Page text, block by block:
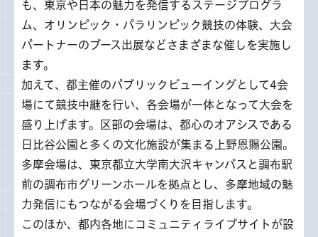
も、東京や日本の魅力を発信するステージプログラ
ム、オリンピック・パラリンピック競技の体験、大会
パートナーのブース出展などさまざまな催しを実施し
ます。
加えて、都主催のパブリックビューイングとして4会
場にて競技中継を行い、各会場が一体となって大会を
盛り上げます。区部の会場は、都心のオアシスである
日比谷公園と多くの文化施設が集まる上野恩賜公園。
多摩会場は、東京都立大学南大沢キャンパスと調布駅
前の調布市グリーンホールを拠点とし、多摩地域の魅
力発信にもつながる会場づくりを目指します。
このほか、都内各地にコミュニティライブサイトが設